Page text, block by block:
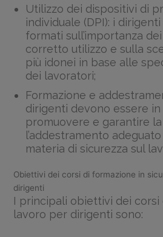
Utilizzo dei dispositivi di
individuale (DPI): i
formati sull’importanza
corretto utilizzo e sulla
più idonei in base alle
dei lavoratori;
Formazione e
dirigenti devono essere in
promuovere e garantire
l’addestramento
materia di sicurezza sul
Obiettivi dei corsi di formazione in
dirigenti
I principali obiettivi dei corsi
lavoro per dirigenti sono: